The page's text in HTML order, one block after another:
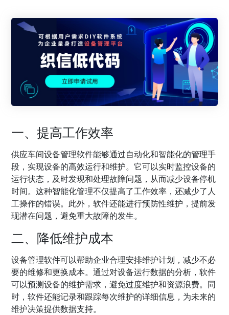
一、提高工作效率
供应车间设备管理软件能够通过自动化和智能化的管理手
段，实现设备的高效运行和维护。它可以实时监控设备的
运行状态，及时发现和处理故障问题，从而减少设备停机
时间。这种智能化管理不仅提高了工作效率，还减少了人
工操作的错误。此外，软件还能进行预防性维护，提前发
现潜在问题，避免重大故障的发生。
二、降低维护成本
设备管理软件可以帮助企业合理安排维护计划，减少不必
要的维修和更换成本。通过对设备运行数据的分析，软件
可以预测设备的维护需求，避免过度维护和资源浪费。同
时，软件还能记录和跟踪每次维护的详细信息，为未来的
维护决策提供数据支持。